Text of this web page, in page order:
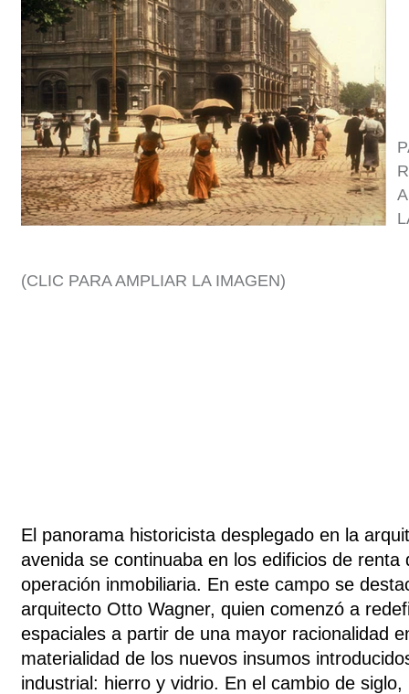
(CLIC PARA AMPLIAR LA IMAGEN)
El panorama historicista desplegado en la
avenida se continuaba en los edificios de renta
operación inmobiliaria. En este campo se
arquitecto Otto Wagner, quien comenzó a
espaciales a partir de una mayor racionalidad
materialidad de los nuevos insumos
industrial: hierro y vidrio. En el cambio de